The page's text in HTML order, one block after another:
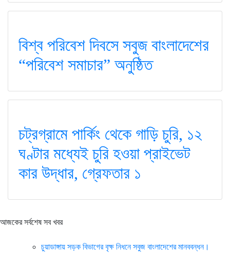
বিশ্ব পরিবেশ দিবসে সবুজ বাংলাদেশের
“পরিবেশ সমাচার” অনুষ্ঠিত
চট্রগ্রামে পার্কিং থেকে গাড়ি চুরি, ১২
ঘণ্টার মধ্যেই চুরি হওয়া প্রাইভেট
কার উদ্ধার, গ্রেফতার ১
আজকের সর্বশেষ সব খবর
চুয়াডাঙ্গায় সড়ক বিভাগের বৃক্ষ নিধনে সবুজ বাংলাদেশের মানববন্ধন।